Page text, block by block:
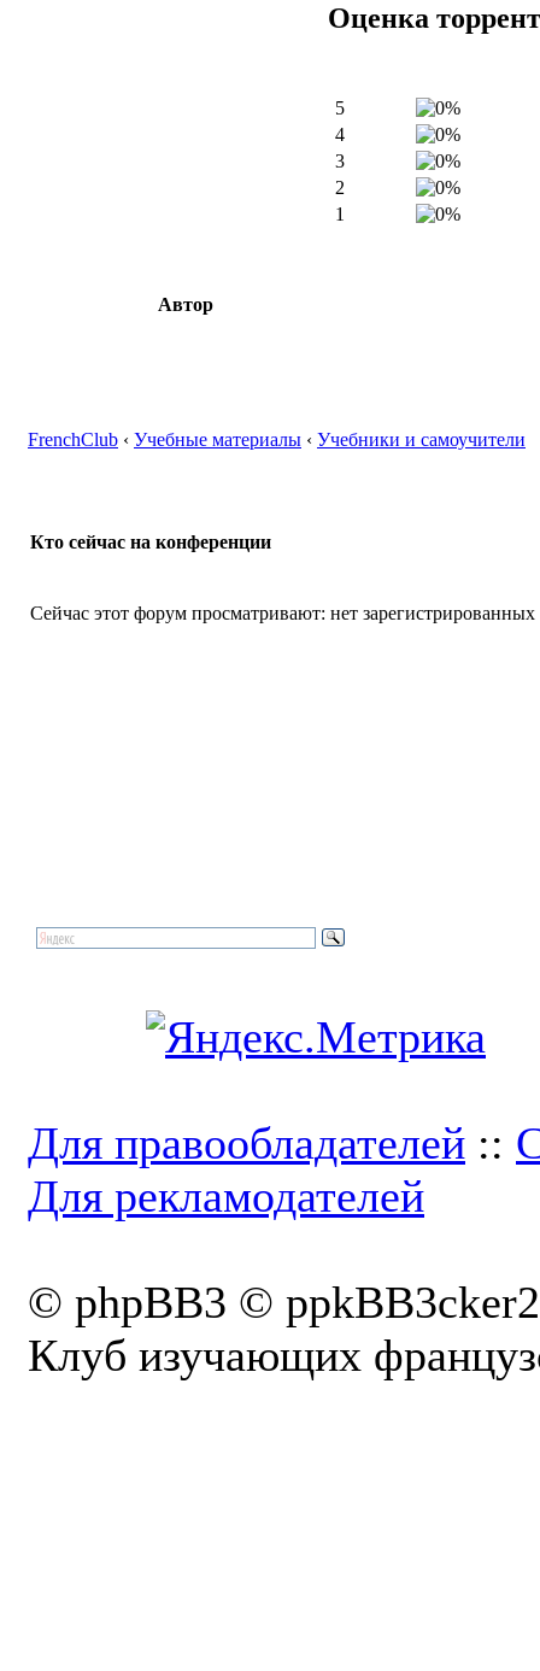
Оценка
5
4
3
2
1
Автор
FrenchClub ‹ Учебные материалы ‹ Учебники и самоучители
Кто сейчас на конференции
Сейчас этот форум просматривают: нет зарегистрированных
Для правообладателей ::
Для рекламодателей
© phpBB3 ©
Клуб изучающих